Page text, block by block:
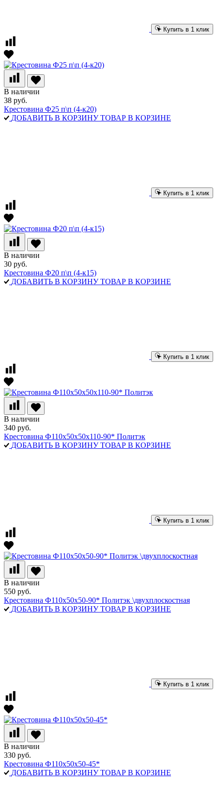
Купить в 1 клик
В наличии
38 руб.
Крестовина Ф25 п\п (4-к20)
ДОБАВИТЬ В КОРЗИНУ ТОВАР В КОРЗИНЕ
Купить в 1 клик
В наличии
30 руб.
Крестовина Ф20 п\п (4-к15)
ДОБАВИТЬ В КОРЗИНУ ТОВАР В КОРЗИНЕ
Купить в 1 клик
В наличии
340 руб.
Крестовина Ф110х50х50х110-90* Политэк
ДОБАВИТЬ В КОРЗИНУ ТОВАР В КОРЗИНЕ
Купить в 1 клик
В наличии
550 руб.
Крестовина Ф110х50х50-90* Политэк \двухплоскостная
ДОБАВИТЬ В КОРЗИНУ ТОВАР В КОРЗИНЕ
Купить в 1 клик
В наличии
330 руб.
Крестовина Ф110х50х50-45*
ДОБАВИТЬ В КОРЗИНУ ТОВАР В КОРЗИНЕ